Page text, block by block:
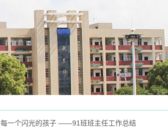
每一个闪光的孩子 ——91班班主任工作总结